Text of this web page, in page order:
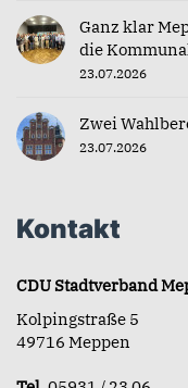
Ganz klar
die
23.07.2026
Zwei
23.07.2026
Kontakt
CDU Stadtverband
Kolpingstraße 5
49716 Meppen